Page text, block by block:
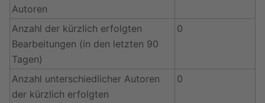
Autoren
Anzahl der kürzlich erfolgten
Bearbeitungen (in den letzten 90
Tagen)
0
Anzahl unterschiedlicher Autoren
der kürzlich erfolgten
0